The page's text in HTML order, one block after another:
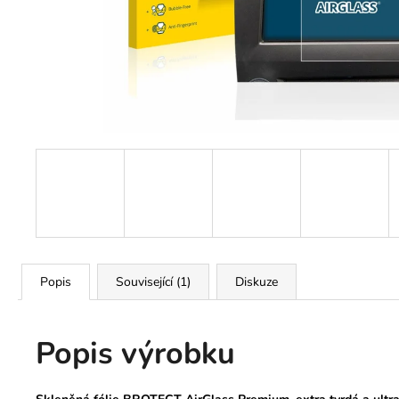
Popis Související (1) Diskuze
Popis výrobku
KLIMATIZACE HYUNDAI TUCSON
2022-2024
490 Kč
Původně: